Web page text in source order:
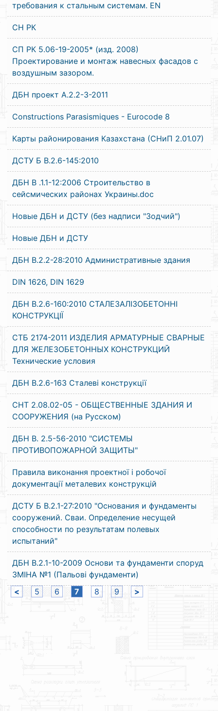
требования к стальным системам. ЕN
СН РК
СП РК 5.06-19-2005* (изд. 2008)
Проектирование и монтаж навесных фасадов с
воздушным зазором.
ДБН проект А.2.2-3-2011
Constructions Parasismiques - Eurocode 8
Карты районирования Казахстана (СНиП 2.01.07)
ДСТУ Б В.2.6-145:2010
ДБН В .1.1-12:2006 Строительство в
сейсмических районах Украины.doc
Новые ДБН и ДСТУ (без надписи "Зодчий")
Новые ДБН и ДСТУ
ДБН В.2.2-28:2010 Административные здания
DIN 1626, DIN 1629
ДБН В.2.6-160:2010 СТАЛЕЗАЛІЗОБЕТОННІ
КОНСТРУКЦІЇ
СТБ 2174-2011 ИЗДЕЛИЯ АРМАТУРНЫЕ СВАРНЫЕ
ДЛЯ ЖЕЛЕЗОБЕТОННЫХ КОНСТРУКЦИЙ
Технические условия
ДБН В.2.6-163 Сталеві конструкції
СНТ 2.08.02-05 - ОБЩЕСТВЕННЫЕ ЗДАНИЯ И
СООРУЖЕНИЯ (на Русском)
ДБН В. 2.5-56-2010 "СИСТЕМЫ
ПРОТИВОПОЖАРНОЙ ЗАЩИТЫ"
Правила виконання проектної і робочої
документації металевих конструкцій
ДСТУ Б В.2.1-27:2010 "Основания и фундаменты
сооружений. Сваи. Определение несущей
способности по результатам полевых
испытаний"
ДБН В.2.1-10-2009 Основи та фундаменти споруд
ЗМІНА №1 (Пальові фундаменти)
<
5 6 7 8 9 >